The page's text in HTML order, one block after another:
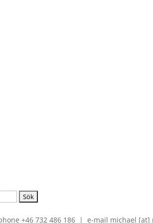
+46 732 486 186 | e-mail michael [at]